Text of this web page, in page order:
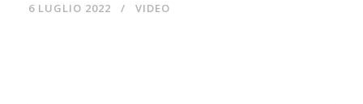
6 LUGLIO 2022 VIDEO